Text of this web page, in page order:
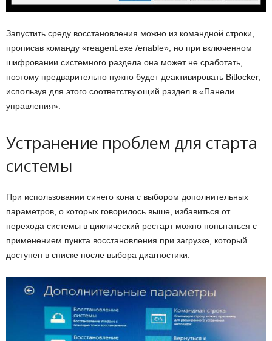
Запустить среду восстановления можно из командной строки,
прописав команду «reagent.exe /enable», но при включенном
шифровании системного раздела она может не сработать,
поэтому предварительно нужно будет деактивировать Bitlocker,
используя для этого соответствующий раздел в «Панели
управления».
Устранение проблем для старта
системы
При использовании синего кона с выбором дополнительных
параметров, о которых говорилось выше, избавиться от
перехода системы в циклический рестарт можно попытаться с
применением пункта восстановления при загрузке, который
доступен в списке после выбора диагностики.